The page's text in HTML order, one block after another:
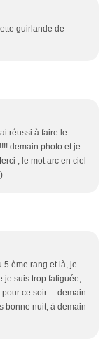
guirlande de
réussi à faire le
demain photo et je
, le mot arc en ciel
5 ème rang et là, je
je suis trop fatiguée,
ce soir ... demain
bonne nuit, à demain